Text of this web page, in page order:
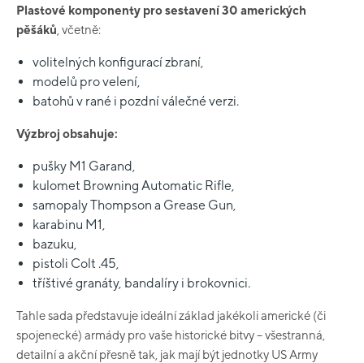
Plastové komponenty pro sestavení 30 amerických
pěšáků , včetně:
volitelných konfigurací zbraní,
modelů pro velení,
batohů v rané i pozdní válečné verzi.
Výzbroj obsahuje:
pušky M1 Garand,
kulomet Browning Automatic Rifle,
samopaly Thompson a Grease Gun,
karabinu M1,
bazuku,
pistoli Colt .45,
tříštivé granáty, bandalíry i brokovnici.
Tahle sada představuje ideální základ jakékoli americké (či
spojenecké) armády pro vaše historické bitvy – všestranná,
detailní a akční přesně tak, jak mají být jednotky US Army